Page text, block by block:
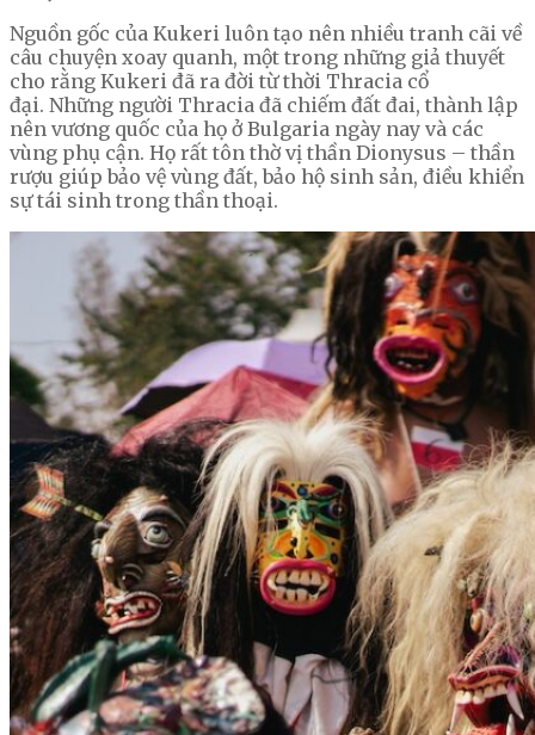
Nguồn gốc của Kukeri luôn tạo nên nhiều tranh cãi về
câu chuyện xoay quanh, một trong những giả thuyết
cho rằng Kukeri đã ra đời từ thời Thracia cổ
đại. Những người Thracia đã chiếm đất đai, thành lập
nên vương quốc của họ ở Bulgaria ngày nay và các
vùng phụ cận. Họ rất tôn thờ vị thần Dionysus – thần
rượu giúp bảo vệ vùng đất, bảo hộ sinh sản, điều khiển
sự tái sinh trong thần thoại.